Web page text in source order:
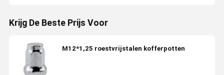
Krijg De Beste Prijs Voor
M12*1,25 roestvrijstalen kofferpotten